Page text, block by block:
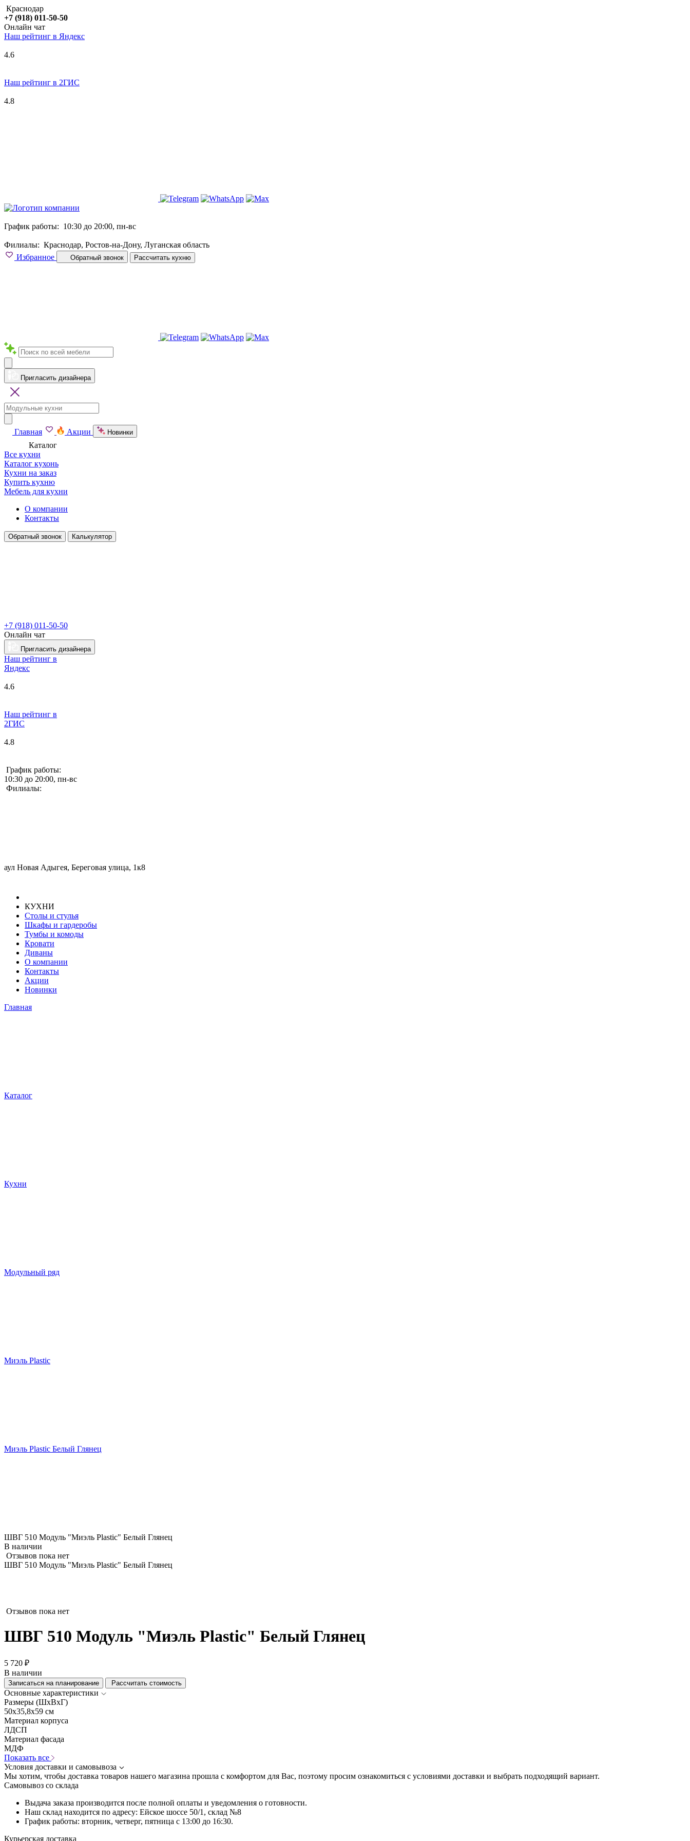
Краснодар
+7 (918) 011-50-50
Онлайн чат
Наш рейтинг в Яндекс
4.6
Наш рейтинг в 2ГИС
4.8
График работы: 10:30 до 20:00, пн-вс
Филиалы: Краснодар, Ростов-на-Дону, Луганская область
Избранное
Обратный звонок Рассчитать кухню
Пригласить дизайнера
Главная Акции Новинки
Каталог
Все кухни
Каталог кухонь
Кухни на заказ
Купить кухню
Мебель для кухни
О компании
Контакты
Обратный звонок Калькулятор
+7 (918) 011-50-50
Онлайн чат
Пригласить дизайнера
Наш рейтинг в
Яндекс
4.6
Наш рейтинг в
2ГИС
4.8
График работы:
10:30 до 20:00, пн-вс
Филиалы:
аул Новая Адыгея, Береговая улица, 1к8
КУХНИ
Столы и стулья
Шкафы и гардеробы
Тумбы и комоды
Кровати
Диваны
О компании
Контакты
Акции
Новинки
Главная
Каталог
Кухни
Модульный ряд
Миэль Plastic
Миэль Plastic Белый Глянец
ШВГ 510 Модуль "Миэль Plastic" Белый Глянец
В наличии
Отзывов пока нет
ШВГ 510 Модуль "Миэль Plastic" Белый Глянец
Отзывов пока нет
ШВГ 510 Модуль "Миэль Plastic" Белый Глянец
5 720 ₽
В наличии
Записаться на планирование Рассчитать стоимость
Основные характеристики
Размеры (ШхВхГ)
50x35,8x59 см
Материал корпуса
ЛДСП
Материал фасада
МДФ
Показать все
Условия доставки и самовывоза
Мы хотим, чтобы доставка товаров нашего магазина прошла с комфортом для Вас, поэтому просим ознакомиться с условиями доставки и выбрать подходящий вариант.
Самовывоз со склада
Выдача заказа производится после полной оплаты и уведомления о готовности.
Наш склад находится по адресу: Ейское шоссе 50/1, склад №8
График работы: вторник, четверг, пятница с 13:00 до 16:30.
Курьерская доставка